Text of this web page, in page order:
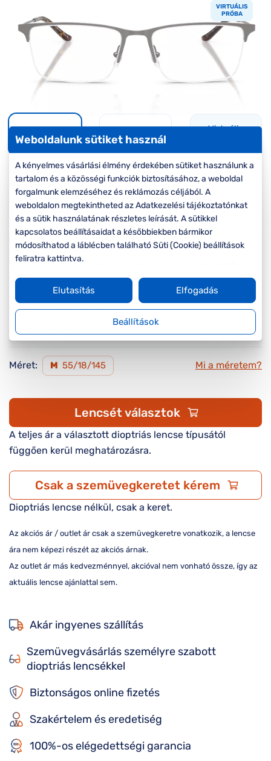
szemüvegekre
Seen Belépőár
VIRTUÁLIS
PRÓBA
Virtuális
-20%
Korábbi ár: 56.000 Ft
Akciós ár: 44.800 Ft
A feltűntetett ár a szemüvegkeretre vonatkozik.
Készleten
Online megvásárolható
Méret: M 55/18/145 Mi a méretem?
Lencsét választok
A teljes ár a választott dioptriás lencse típusától
függően kerül meghatározásra.
Csak a szemüvegkeretet kérem
Dioptriás lencse nélkül, csak a keret.
Az akciós ár / outlet ár csak a szemüvegkeretre vonatkozik, a lencse
ára nem képezi részét az akciós árnak.
Az outlet ár más kedvezménnyel, akcióval nem vonható össze, így az
aktuális lencse ajánlattal sem.
Akár ingyenes szállítás
Szemüvegvásárlás személyre szabott
dioptriás lencsékkel
Biztonságos online fizetés
Szakértelem és eredetiség
100%-os elégedettségi garancia
Weboldalunk sütiket használ
A kényelmes vásárlási élmény érdekében sütiket használunk a
tartalom és a közösségi funkciók biztosításához, a weboldal
forgalmunk elemzéséhez és reklámozás céljából. A
weboldalon megtekintheted az Adatkezelési tájékoztatónkat
és a sütik használatának részletes leírását. A sütikkel
kapcsolatos beállításaidat a későbbiekben bármikor
módosíthatod a láblécben található Süti (Cookie) beállítások
feliratra kattintva.
Beállítások
Elutasítás Elfogadás